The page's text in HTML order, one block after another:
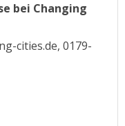
bei Changing
cities.de, 0179-